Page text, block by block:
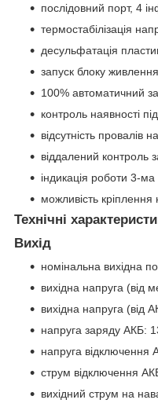
послідовний порт, 4
термостабілізація
десульфатація
запуск блоку
100% автоматичний
контроль наявності
відсутність провалів
віддалений контроль
індикація роботи 3-ма
можливість
Технічні
Вихід
номінальна вихідна
вихідна напруга (від
вихідна напруга (від
напруга заряду АКБ:
напруга
струм відключення
вихідний струм на